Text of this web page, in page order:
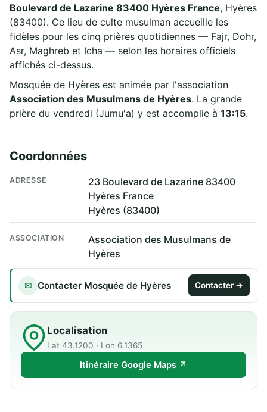
Boulevard de Lazarine 83400 Hyères France, Hyères
(83400). Ce lieu de culte musulman accueille les
fidèles pour les cinq prières quotidiennes — Fajr, Dohr,
Asr, Maghreb et Icha — selon les horaires officiels
affichés ci-dessus.
Mosquée de Hyères est animée par l'association
Association des Musulmans de Hyères. La grande
prière du vendredi (Jumu'a) y est accomplie à 13:15.
Coordonnées
ADRESSE
23 Boulevard de Lazarine 83400
Hyères France
Hyères (83400)
ASSOCIATION
Association des Musulmans de
Hyères
✉ Contacter Mosquée de Hyères Contacter →
Localisation
Lat 43.1200 · Lon 6.1365
Itinéraire Google Maps ↗